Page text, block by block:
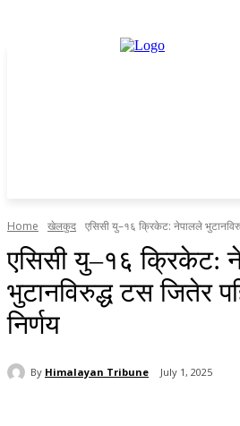
Home खेलकुद एसिसी यु–१६ क्रिकेट: नेपालले
एसिसी यु–१६ क्रिकेट:
भुटानविरुद्ध टस जितेर
निर्णय
By Himalayan Tribune July 1, 2025